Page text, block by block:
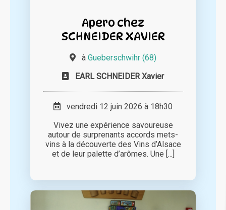
Apero chez
SCHNEIDER XAVIER
à Gueberschwihr (68)
EARL SCHNEIDER Xavier
vendredi 12 juin 2026 à 18h30
Vivez une expérience savoureuse
autour de surprenants accords mets-
vins à la découverte des Vins d’Alsace
et de leur palette d’arômes. Une [...]